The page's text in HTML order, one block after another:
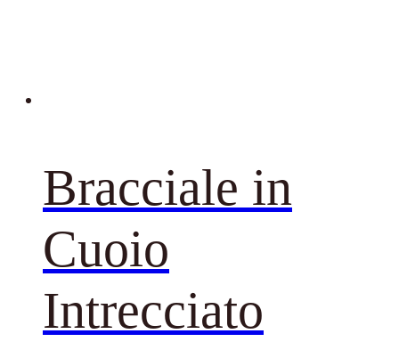
Bracciale in
Cuoio
Intrecciato